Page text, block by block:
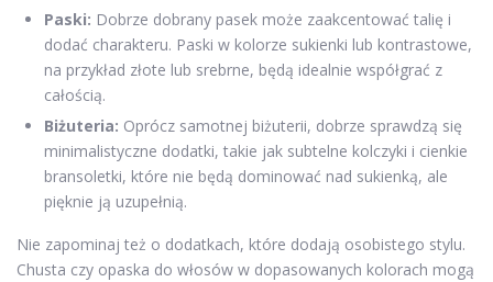
Paski: Dobrze dobrany pasek może zaakcentować talię i
dodać charakteru. Paski w kolorze sukienki lub kontrastowe,
na przykład złote lub srebrne, będą idealnie współgrać z
całością.
Biżuteria: Oprócz samotnej biżuterii, dobrze sprawdzą się
minimalistyczne dodatki, takie jak subtelne kolczyki i cienkie
bransoletki, które nie będą dominować nad sukienką, ale
pięknie ją uzupełnią.
Nie zapominaj też o dodatkach, które dodają osobistego stylu.
Chusta czy opaska do włosów w dopasowanych kolorach mogą